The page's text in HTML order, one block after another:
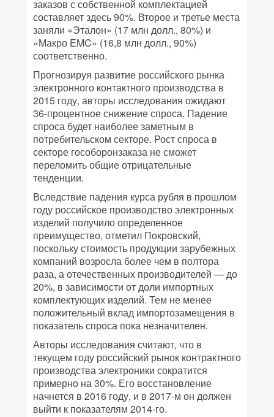
заказов с собственной комплектацией
составляет здесь 90%. Второе и третье места
заняли «Эталон» (17 млн долл., 80%) и
«Макро EMC» (16,8 млн долл., 90%)
соответственно.
Прогнозируя развитие российского рынка
электронного контактного производства в
2015 году, авторы исследования ожидают
36-процентное снижение спроса. Падение
спроса будет наиболее заметным в
потребительском секторе. Рост спроса в
секторе гособоронзаказа не сможет
переломить общие отрицательные
тенденции.
Вследствие падения курса рубля в прошлом
году российское производство электронных
изделий получило определенное
преимущество, отметил Покровский,
поскольку стоимость продукции зарубежных
компаний возросла более чем в полтора
раза, а отечественных производителей — до
20%, в зависимости от доли импортных
комплектующих изделий. Тем не менее
положительный вклад импортозамещения в
показатель спроса пока незначителен.
Авторы исследования считают, что в
текущем году российский рынок контрактного
производства электроники сократится
примерно на 30%. Его восстановление
начнется в 2016 году, и в 2017-м он должен
выйти к показателям 2014-го.